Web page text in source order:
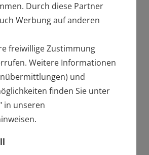
Durch diese Partner
Werbung auf anderen
freiwillige Zustimmung
Weitere Informationen
und
finden Sie unter
in unseren
MEHR INFOS